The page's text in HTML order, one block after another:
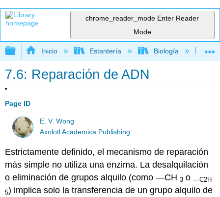
chrome_reader_mode Enter Reader
Mode
Expandir/contraer jerarquía global
Inicio Estantería Biología
7.6: Reparación de ADN
Page ID
E. V. Wong
Axolotl Academica Publishing
Estrictamente definido, el mecanismo de reparación
más simple no utiliza una enzima. La desalquilación
o eliminación de grupos alquilo (como —CH3 o —C2H
5) implica solo la transferencia de un grupo alquilo de